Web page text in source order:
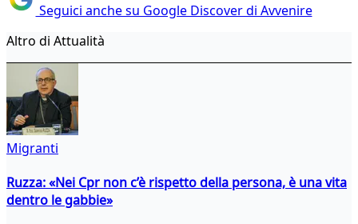
Seguici anche su Google Discover di Avvenire
Altro di Attualità
Migranti
Ruzza: «Nei Cpr non c’è rispetto della persona, è una vita
dentro le gabbie»